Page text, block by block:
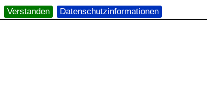
Verstanden Datenschutzinformationen